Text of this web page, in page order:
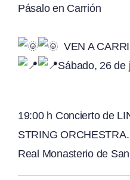
Pásalo en Carrión
VEN A
Sábado, 26 de
19:00 h Concierto de
STRING ORCHESTRA.
Real Monasterio de